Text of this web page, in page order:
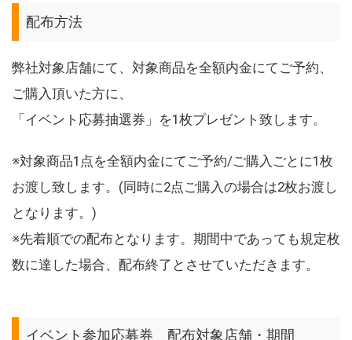
配布方法
弊社対象店舗にて、対象商品を全額内金にてご予約、
ご購入頂いた方に、
「イベント応募抽選券」を1枚プレゼント致します。
※対象商品1点を全額内金にてご予約/ご購入ごとに1枚
お渡し致します。(同時に2点ご購入の場合は2枚お渡し
となります。)
※先着順での配布となります。期間中であっても規定枚
数に達した場合、配布終了とさせていただきます。
イベント参加応募券 配布対象店舗・期間